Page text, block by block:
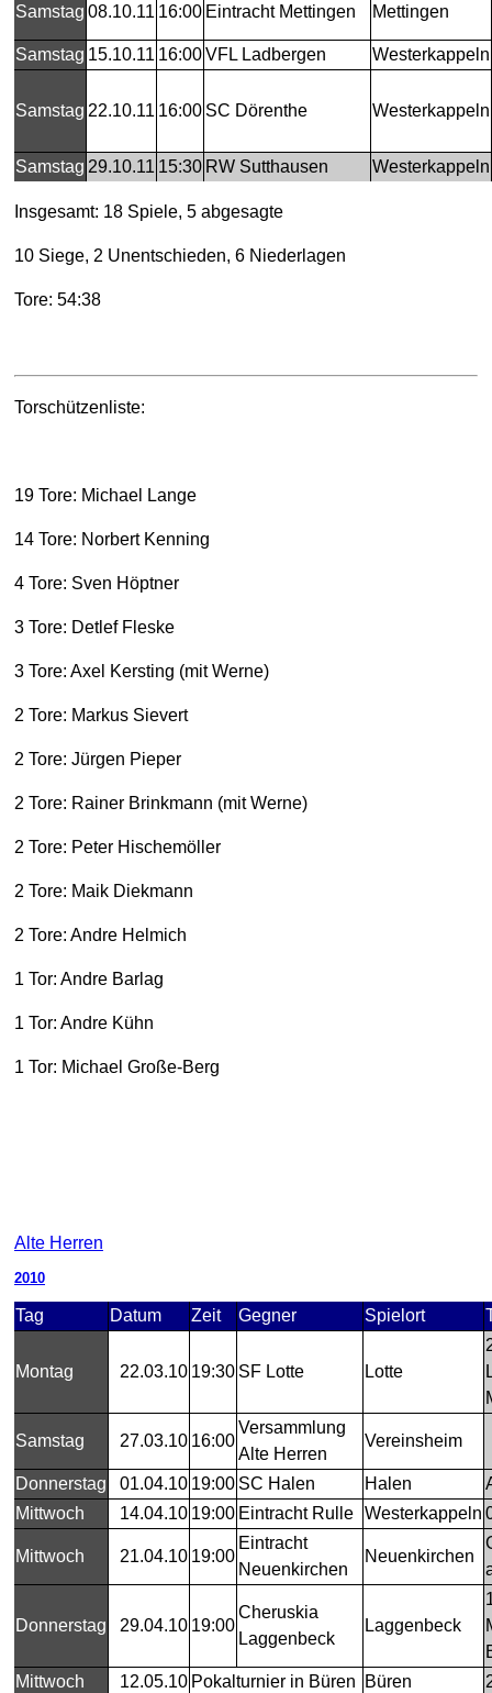
Samstag 08.10.11 16:00 Eintracht Mettingen Mettingen
Samstag 15.10.11 16:00VFL Ladbergen Westerkappeln
Samstag 22.10.11 16:00 SC Dörenthe Westerkappeln
Samstag 29.10.11 15:30 RW Sutthausen Westerkappeln
Insgesamt: 18 Spiele, 5 abgesagte
10 Siege, 2 Unentschieden, 6 Niederlagen
Tore: 54:38
Torschützenliste:
19 Tore: Michael Lange
14 Tore: Norbert Kenning
4 Tore: Sven Höptner
3 Tore: Detlef Fleske
3 Tore: Axel Kersting (mit Werne)
2 Tore: Markus Sievert
2 Tore: Jürgen Pieper
2 Tore: Rainer Brinkmann (mit Werne)
2 Tore: Peter Hischemöller
2 Tore: Maik Diekmann
2 Tore: Andre Helmich
1 Tor: Andre Barlag
1 Tor: Andre Kühn
1 Tor: Michael Große-Berg
Alte Herren
2010
Tag Datum Zeit Gegner Spielort
Montag 22.03.10 19:30 SF Lotte Lotte
Samstag 27.03.10 16:00
Versammlung
Alte Herren
Vereinsheim
Donnerstag 01.04.10 19:00 SC Halen Halen
Mittwoch
14.04.10 19:00 Eintracht Rulle Westerkappeln
Mittwoch 21.04.10 19:00
Eintracht
Neuenkirchen
Neuenkirchen
Donnerstag 29.04.10 19:00
Cheruskia
Laggenbeck
Laggenbeck
Mittwoch
12.05.10 Pokalturnier in Büren Büren